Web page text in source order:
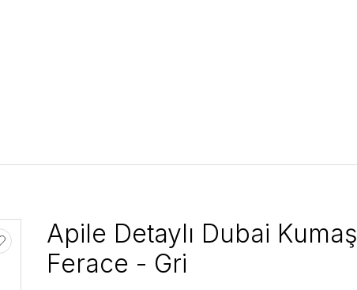
Apile Detaylı Dubai Kumaş
Ferace - Gri